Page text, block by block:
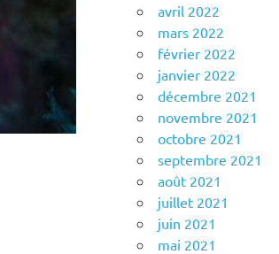
avril 2022
mars 2022
février 2022
janvier 2022
décembre 2021
novembre 2021
octobre 2021
septembre 2021
août 2021
juillet 2021
juin 2021
mai 2021